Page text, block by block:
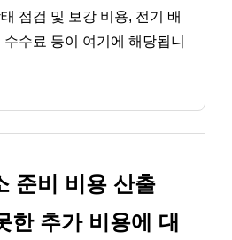
점검 및 보강 비용, 전기 배
수료 등이 여기에 해당됩니
준비 비용 산출
한 추가 비용에 대